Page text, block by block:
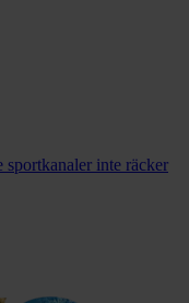
inte räcker